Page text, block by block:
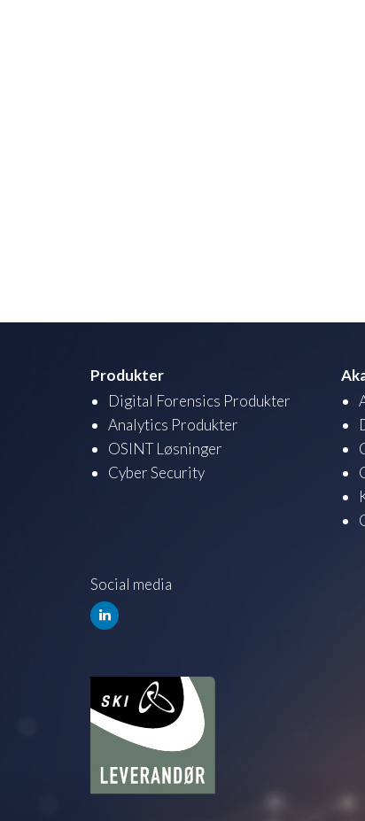
Produkter
Digital Forensics Produkter
Analytics Produkter
OSINT Løsninger
Cyber Security
Social media